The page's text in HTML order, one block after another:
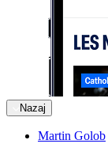
Nazaj
Martin Golob